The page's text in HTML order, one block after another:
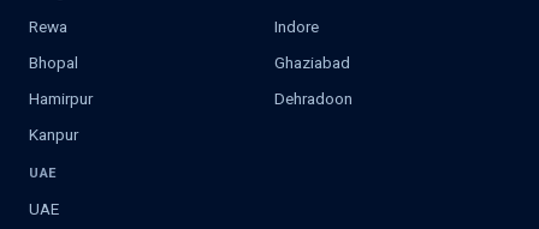
Rewa
Indore
Bhopal
Ghaziabad
Hamirpur
Dehradoon
Kanpur
UAE
UAE